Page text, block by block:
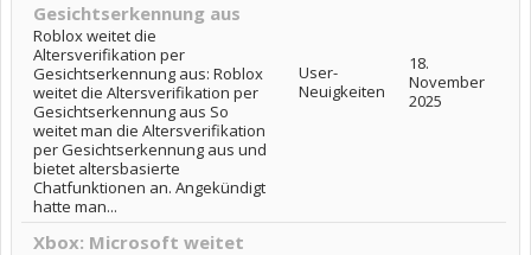
Gesichtserkennung aus
Roblox weitet die
Altersverifikation per
Gesichtserkennung aus: Roblox
weitet die Altersverifikation per
Gesichtserkennung aus So
weitet man die Altersverifikation
per Gesichtserkennung aus und
bietet altersbasierte
Chatfunktionen an. Angekündigt
hatte man...
User-
Neuigkeiten
18.
November
2025
Xbox: Microsoft weitet